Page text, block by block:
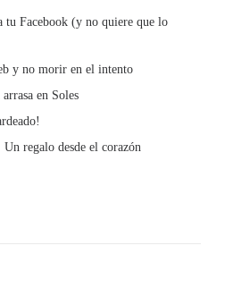
tu Facebook (y no quiere que lo
y no morir en el intento
en Soles
regalo desde el corazón